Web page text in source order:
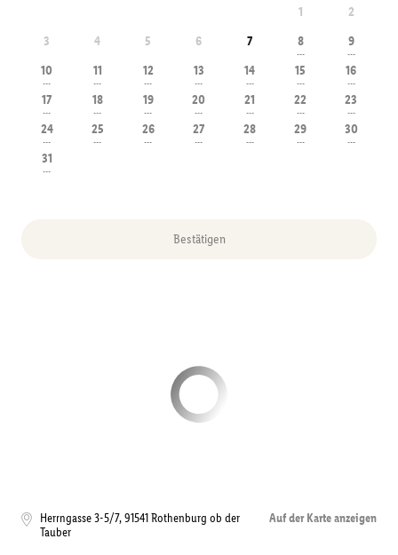
1
2
3
4 5 6 7 8
---
9
---
10
---
11
---
12
---
13
---
14
---
15
---
16
---
17
---
18
---
19
---
20
---
21
---
22
---
23
---
24
---
25
---
26
---
27
---
28
---
29
---
30
---
31
---
Bestätigen
Herrngasse 3-5/7,91541Rothenburg ob der
Tauber
Auf der Karte anzeigen